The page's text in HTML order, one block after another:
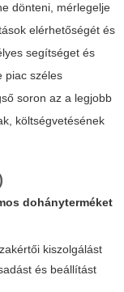
dönteni, mérlegelje
elérhetőségét és
segítséget és
piac széles
soron az a legjobb
költségvetésének
dohányterméket
kiszolgálást
és beállítást